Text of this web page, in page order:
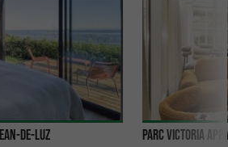
de-Luz Parc Victoria